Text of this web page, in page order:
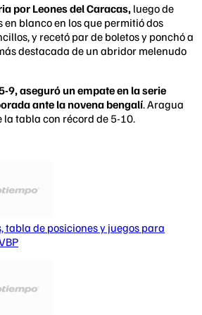
por Leones del Caracas, luego de
blanco en los que permitió dos
y recetó par de boletos y ponchó a
destacada de un abridor melenudo
9, aseguró un empate en la serie
ante la novena bengalí. Aragua
tabla con récord de 5-10.
tabla de posiciones y juegos para